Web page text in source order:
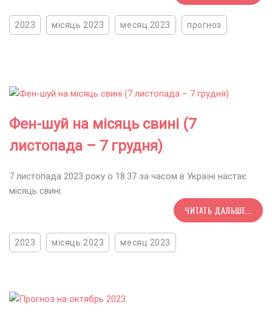
2023 місяць 2023 месяц 2023 прогноз
Фен-шуй на місяць свині (7
листопада – 7 грудня)
7 листопада 2023 року о 18.37 за часом в Україні настає
місяць свині.
ЧИТАТЬ ДАЛЬШЕ...
2023 місяць 2023 месяц 2023